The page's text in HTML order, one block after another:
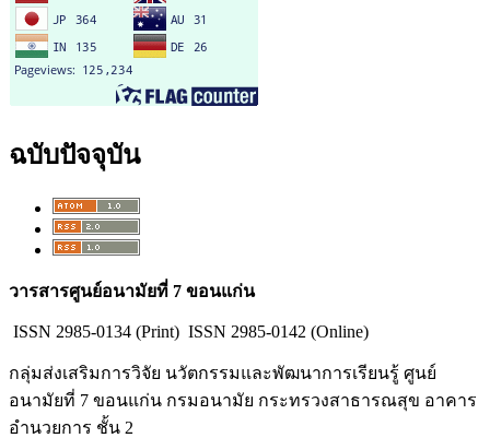
ฉบับปัจจุบัน
วารสารศูนย์อนามัยที่ 7 ขอนแก่น
ISSN 2985-0134 (Print) ISSN 2985-0142 (Online)
กลุ่มส่งเสริมการวิจัย นวัตกรรมและพัฒนาการเรียนรู้ ศูนย์
อนามัยที่ 7 ขอนแก่น กรมอนามัย กระทรวงสาธารณสุข อาคาร
อำนวยการ ชั้น 2